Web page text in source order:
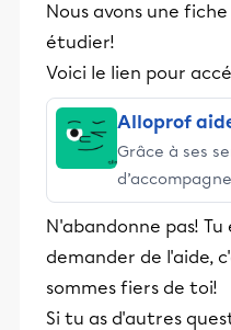
Nous avons une
étudier!
Voici le lien pour
Alloprof
Grâce à ses
stimulants,
et leurs
éducative.
N'abandonne pas! Tu
demander de l'aide,
sommes fiers de toi!
Si tu as d'autres